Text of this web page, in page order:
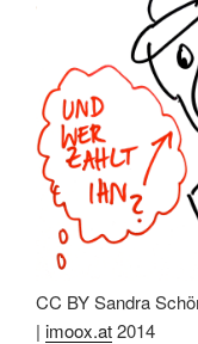
CC BY Sandra
| imoox.at2014